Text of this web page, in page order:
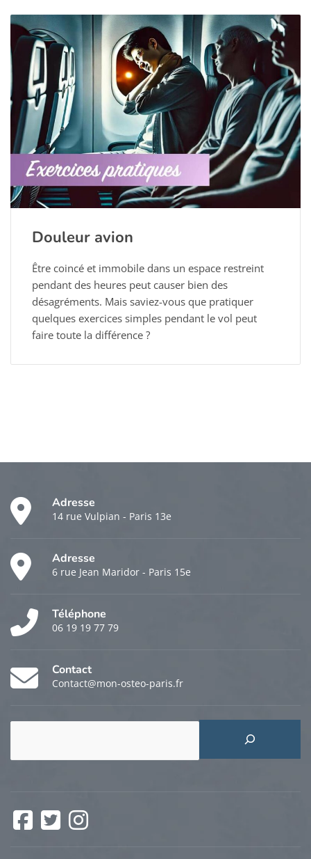
Douleur avion
Être coincé et immobile dans un espace restreint
pendant des heures peut causer bien des
désagréments. Mais saviez-vous que pratiquer
quelques exercices simples pendant le vol peut
faire toute la différence ?
Adresse
14 rue Vulpian - Paris 13e
Adresse
6 rue Jean Maridor - Paris 15e
Téléphone
06 19 19 77 79
Contact
Contact@mon-osteo-paris.fr
Facebook